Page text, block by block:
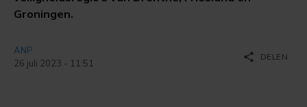
Groningen.
ANP
26 juli 2023 - 11:51
share DELEN